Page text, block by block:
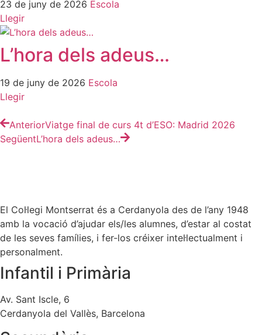
23 de juny de 2026 Escola
Llegir
L’hora dels adeus…
19 de juny de 2026 Escola
Llegir
AnteriorViatge final de curs 4t d’ESO: Madrid 2026
SegüentL’hora dels adeus…
El Col·legi Montserrat és a Cerdanyola des de l’any 1948
amb la vocació d’ajudar els/les alumnes, d’estar al costat
de les seves famílies, i fer-los créixer intel·lectualment i
personalment.
Infantil i Primària
Av. Sant Iscle, 6
Cerdanyola del Vallès, Barcelona